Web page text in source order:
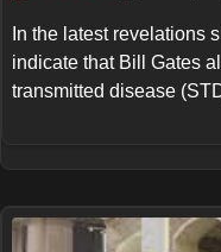
In the latest revelations
indicate that Bill Gates
transmitted disease